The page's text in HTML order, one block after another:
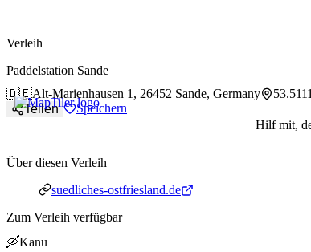
Verleih
Paddelstation Sande
🇩🇪Alt-Marienhausen 1, 26452 Sande, Germany
Teilen
Speichern
Hilf mit,
Über diesen Verleih
Webseitesuedliches-ostfriesland.de
Zum Verleih verfügbar
🛶Kanu